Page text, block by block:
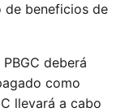
de beneficios de
deberá
como
llevará a cabo